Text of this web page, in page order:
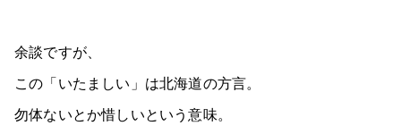
余談ですが、
この「いたましい」は北海道の方言。
勿体ないとか惜しいという意味。